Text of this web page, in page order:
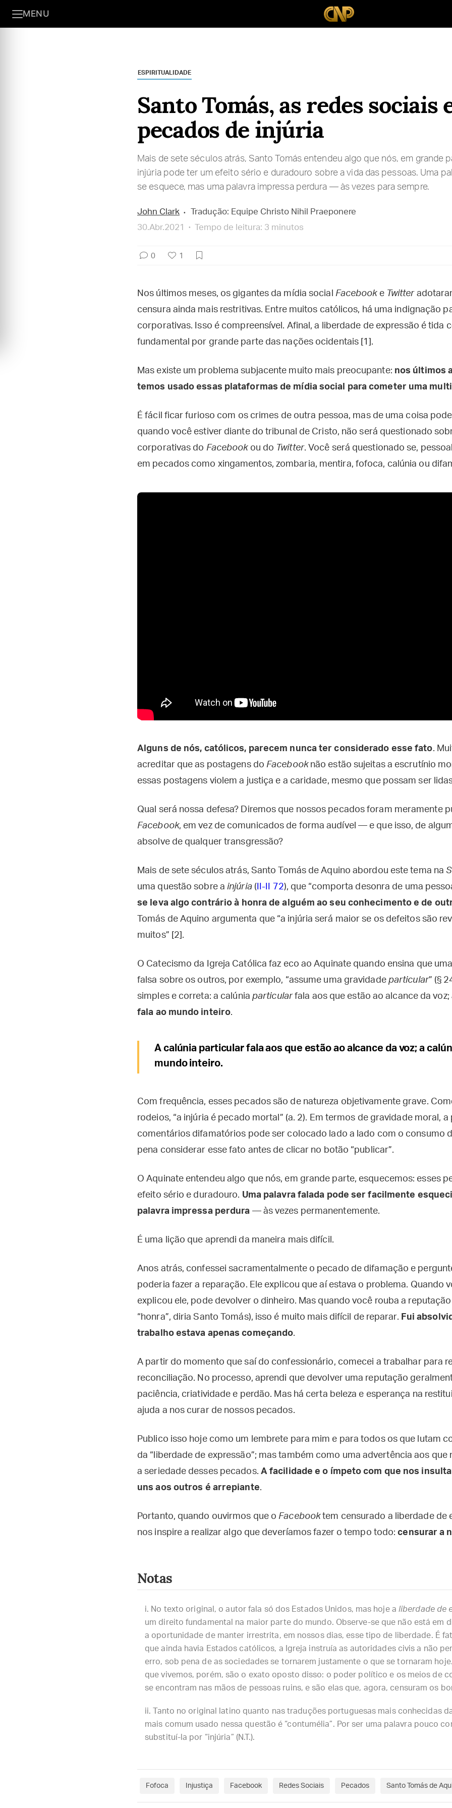
MENU
ESPIRITUALIDADE
Santo Tomás, as redes sociais
pecados de injúria
Mais de sete séculos atrás, Santo Tomás entendeu algo que nós, em grande
injúria pode ter um efeito sério e duradouro sobre a vida das pessoas. Uma
se esquece, mas uma palavra impressa perdura — às vezes para sempre.
John Clark
Tradução: Equipe Christo Nihil Praeponere
30.Abr.2021
Tempo de leitura: 3 minutos
0 1
Nos últimos meses, os gigantes da mídia social Facebooke Twitter
censura ainda mais restritivas. Entre muitos católicos, há uma indignação
corporativas. Isso é compreensível. Afinal, a liberdade de expressão é tida
fundamental por grande parte das nações ocidentais [1].
Mas existe um problema subjacente muito mais preocupante: nos últimos
temos usado essas plataformas de mídia social para cometer uma
É fácil ficar furioso com os crimes de outra pessoa, mas de uma coisa
quando você estiver diante do tribunal de Cristo, não será questionado
corporativas do Facebookou do Twitter. Você será questionado se,
em pecados como xingamentos, zombaria, mentira, fofoca, calúnia ou
Alguns de nós, católicos, parecem nunca ter considerado esse fato.
acreditar que as postagens doFacebooknão estão sujeitas a escrutínio
essas postagens violem a justiça e a caridade, mesmo que possam ser
Qual será nossa defesa? Diremos que nossos pecados foram meramente
Facebook, em vez de comunicados de forma audível — e que isso, de
absolve de qualquer transgressão?
Mais de sete séculos atrás, Santo Tomás de Aquino abordou este tema na
uma questão sobre ainjúria( II-II 72), que “comporta desonra de uma
se leva algo contrário à honra de alguém ao seu conhecimento e de
Tomás de Aquino argumenta que “a injúria será maior se os defeitos são
muitos” [2].
O Catecismo da Igreja Católica faz eco ao Aquinate quando ensina que
falsa sobre os outros, por exemplo, “assume uma gravidade particular” (§
simples e correta: a calúnia particularfala aos que estão ao alcance da voz;
fala ao mundo inteiro.
A calúnia particular fala aos que estão ao alcance da voz; a
mundo inteiro.
Com frequência, esses pecados são de natureza objetivamente grave.
rodeios, “a injúria é pecado mortal” (a. 2). Em termos de gravidade moral,
comentários difamatórios pode ser colocado lado a lado com o consumo
pena considerar esse fato antes de clicar no botão “publicar”.
O Aquinate entendeu algo que nós, em grande parte, esquecemos: esses
efeito sério e duradouro. Uma palavra falada pode ser facilmente
palavra impressa perdura — às vezes permanentemente.
É uma lição que aprendi da maneira mais difícil.
Anos atrás, confessei sacramentalmente o pecado de difamação e
poderia fazer a reparação. Ele explicou que aí estava o problema. Quando
explicou ele, pode devolver o dinheiro. Mas quando você rouba a
“honra”, diria Santo Tomás), isso é muito mais difícil de reparar. Fui
trabalho estava apenas começando.
A partir do momento que saí do confessionário, comecei a trabalhar para
reconciliação. No processo, aprendi que devolver uma reputação
paciência, criatividade e perdão. Mas há certa beleza e esperança na
ajuda a nos curar de nossos pecados.
Publico isso hoje como um lembrete para mim e para todos os que lutam
da “liberdade de expressão”; mas também como uma advertência aos que
a seriedade desses pecados. A facilidade e o ímpeto com que nos
uns aos outros é arrepiante.
Portanto, quando ouvirmos que oFacebooktem censurado a liberdade de
nos inspire a realizar algo que deveríamos fazer o tempo todo:censurar a
Notas
No texto original, o autor fala só dos Estados Unidos, mas hoje a liberdade de
um direito fundamental na maior parte do mundo. Observe-se que não está em
a oportunidade de manter irrestrita, em nossos dias, esse tipo de liberdade. É
que ainda havia Estados católicos, a Igreja instruía as autoridades civis a não
erro, sob pena de as sociedades se tornarem justamente o que se tornaram
que vivemos, porém, são o exato oposto disso: o poder político e os meios de
se encontram nas mãos de pessoas ruins, e são elas que, agora, censuram os
Tanto no original latino quanto nas traduções portuguesas mais conhecidas
mais comum usado nessa questão é “contumélia”. Por ser uma palavra pouco
substituí-la por “injúria” (N.T.).
Fofoca Injustiça Facebook Redes Sociais Pecados Santo Tomás de